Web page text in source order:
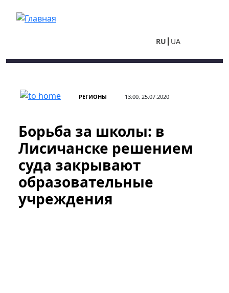
RU UA
РЕГИОНЫ 13:00, 25.07.2020
Борьба за школы: в
Лисичанске решением
суда закрывают
образовательные
учреждения